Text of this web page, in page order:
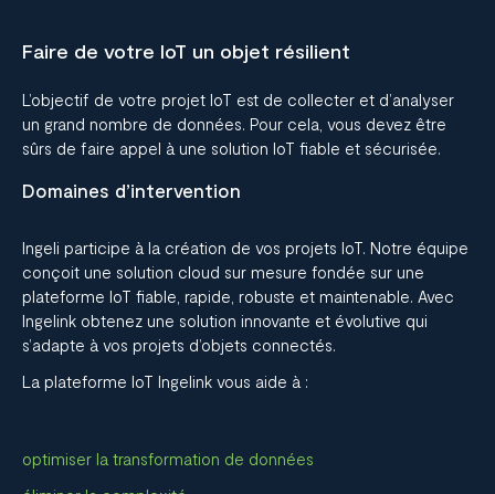
Faire de votre IoT un objet résilient
L’objectif de votre projet IoT est de collecter et d’analyser
un grand nombre de données. Pour cela, vous devez être
sûrs de faire appel à une solution IoT fiable et sécurisée.
Domaines d’intervention
Ingeli participe à la création de vos projets IoT. Notre équipe
conçoit une solution cloud sur mesure fondée sur une
plateforme IoT fiable, rapide, robuste et maintenable. Avec
Ingelink obtenez une solution innovante et évolutive qui
s’adapte à vos projets d’objets connectés.
La plateforme IoT Ingelink vous aide à :
optimiser la transformation de données